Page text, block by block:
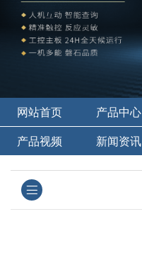
网站首页 产品中心
产品视频
新闻资讯